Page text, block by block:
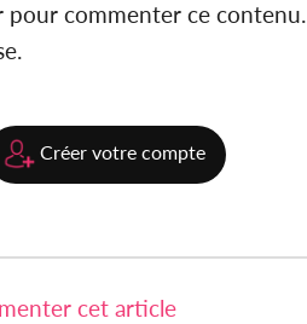
pour commenter ce contenu.
Créer votre compte
cet article